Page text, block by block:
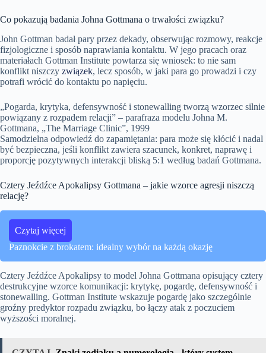
Co pokazują badania Johna Gottmana o trwałości związku?
John Gottman badał pary przez dekady, obserwując rozmowy, reakcje
fizjologiczne i sposób naprawiania kontaktu. W jego pracach oraz
materiałach Gottman Institute powtarza się wniosek: to nie sam
konflikt niszczy związek, lecz sposób, w jaki para go prowadzi i czy
potrafi wrócić do kontaktu po napięciu.
„Pogarda, krytyka, defensywność i stonewalling tworzą wzorzec silnie
powiązany z rozpadem relacji” – parafraza modelu Johna M.
Gottmana, „The Marriage Clinic”, 1999
Samodzielna odpowiedź do zapamiętania: para może się kłócić i nadal
być bezpieczna, jeśli konflikt zawiera szacunek, konkret, naprawę i
proporcję pozytywnych interakcji bliską 5:1 według badań Gottmana.
Cztery Jeźdźce Apokalipsy Gottmana – jakie wzorce agresji niszczą
relację?
Czytaj więcej
Paznokcie z brokatem: idealny wybór na każdą okazję
Cztery Jeźdźce Apokalipsy to model Johna Gottmana opisujący cztery
destrukcyjne wzorce komunikacji: krytykę, pogardę, defensywność i
stonewalling. Gottman Institute wskazuje pogardę jako szczególnie
groźny predyktor rozpadu związku, bo łączy atak z poczuciem
wyższości moralnej.